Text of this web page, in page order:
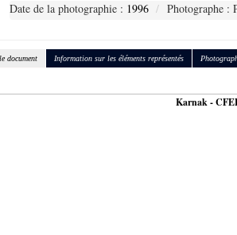
Date de la photographie : 1996 Photographe :
document Information sur les éléments représentés